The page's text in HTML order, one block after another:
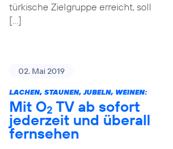
türkische Zielgruppe erreicht, soll
[…]
02. Mai 2019
LACHEN, STAUNEN, JUBELN, WEINEN:
Mit O2 TV ab sofort
jederzeit und überall
fernsehen